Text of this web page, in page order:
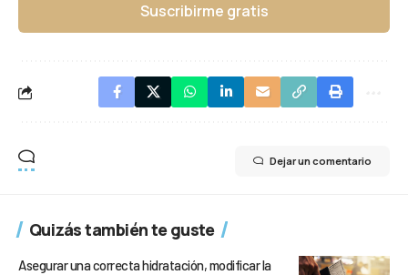
Suscribirme gratis
Dejar un comentario
Quizás también te guste
Asegurar una correcta hidratación, modificar la